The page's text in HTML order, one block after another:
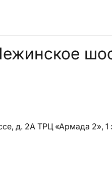
д. 2А ТРЦ «Армада 2», ​​​​​​​1